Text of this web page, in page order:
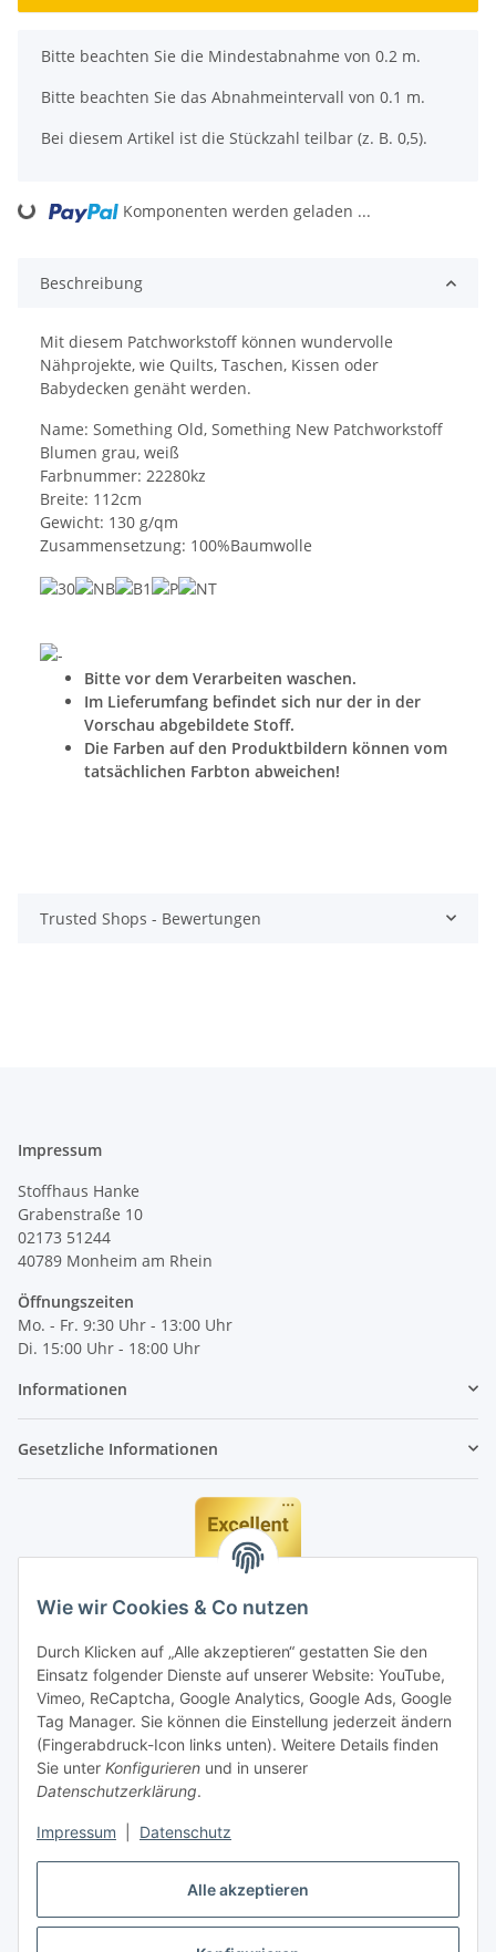
Alle akzeptieren
Wie wir Cookies & Co nutzen
Durch Klicken auf „Alle akzeptieren“ gestatten Sie den
Einsatz folgender Dienste auf unserer Website: YouTube,
Vimeo, ReCaptcha, Google Analytics, Google Ads, Google
Tag Manager. Sie können die Einstellung jederzeit ändern
(Fingerabdruck-Icon links unten). Weitere Details finden
Sie unter Konfigurieren und in unserer
Datenschutzerklärung.
Impressum Datenschutz
x
Bitte beachten Sie die Mindestabnahme von 0.2 m.
Bitte beachten Sie das Abnahmeintervall von 0.1 m.
Bei diesem Artikel ist die Stückzahl teilbar (z. B. 0,5).
Loading... Komponenten werden geladen ...
Beschreibung
Mit diesem Patchworkstoff können wundervolle
Nähprojekte, wie Quilts, Taschen, Kissen oder
Babydecken genäht werden.
Name: Something Old, Something New Patchworkstoff
Blumen grau, weiß
Farbnummer: 22280kz
Breite: 112cm
Gewicht: 130 g/qm
Zusammensetzung: 100%Baumwolle
Bitte vor dem Verarbeiten waschen.
Im Lieferumfang befindet sich nur der in der
Vorschau abgebildete Stoff.
Die Farben auf den Produktbildern können vom
tatsächlichen Farbton abweichen!
Trusted Shops - Bewertungen
Impressum
Stoffhaus Hanke
Grabenstraße 10
02173 51244
40789 Monheim am Rhein
Öffnungszeiten
Mo. - Fr. 9:30 Uhr - 13:00 Uhr
Di. 15:00 Uhr - 18:00 Uhr
Informationen
Gesetzliche Informationen
Vertrag widerrufen